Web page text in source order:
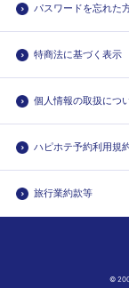
パスワードを忘れた
特商法に基づく表示
個人情報の取扱につ
ハピホテ予約利用規
旅行業約款等
©